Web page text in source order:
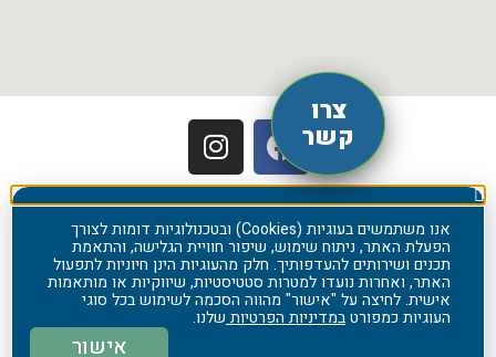
צרו
קשר
אנו משתמשים בעוגיות (Cookies) ובטכנולוגיות דומות לצורך
הפעלת האתר, ניתוח שימוש, שיפור חוויית הגלישה, והתאמת
תכנים ושירותים להעדפותיך. חלק מהעוגיות הינן חיוניות לתפעול
האתר, ואחרות נועדו למטרות סטטיסטיות, שיווקיות או מותאמות
אישית. לחיצה על "אישור" מהווה הסכמה לשימוש בכל סוגי
העוגיות כמפורטבמדיניות הפרטיות שלנו.
אישור